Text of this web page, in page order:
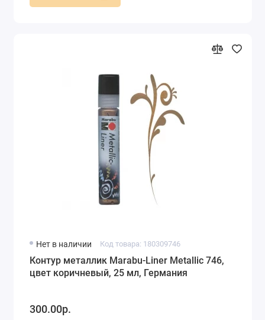
Нет в наличии Код товара: 180309746
Контур металлик Marabu-Liner Metallic 746,
цвет коричневый, 25 мл, Германия
300.00р.